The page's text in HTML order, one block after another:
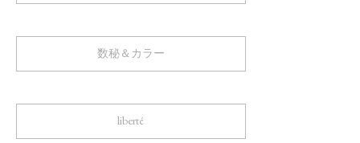
数秘＆カラー
liberté